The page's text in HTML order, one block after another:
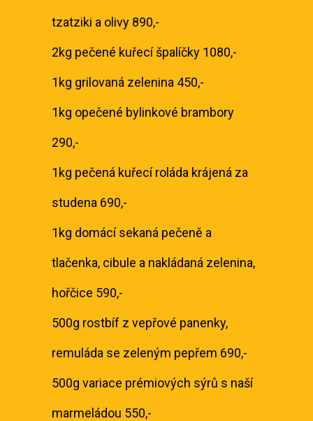
tzatziki a olivy 890,-
2kg pečené kuřecí špalíčky 1080,-
1kg grilovaná zelenina 450,-
1kg opečené bylinkové brambory
290,-
1kg pečená kuřecí roláda krájená za
studena 690,-
1kg domácí sekaná pečeně a
tlačenka, cibule a nakládaná zelenina,
hořčice 590,-
500g rostbíf z vepřové panenky,
remuláda se zeleným pepřem 690,-
500g variace prémiových sýrů s naší
marmeládou 550,-